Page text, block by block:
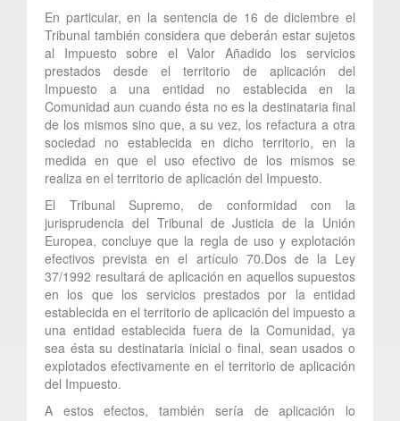
En particular, en la sentencia de 16 de diciembre el
Tribunal también considera que deberán estar sujetos
al Impuesto sobre el Valor Añadido los servicios
prestados desde el territorio de aplicación del
Impuesto a una entidad no establecida en la
Comunidad aun cuando ésta no es la destinataria final
de los mismos sino que, a su vez, los refactura a otra
sociedad no establecida en dicho territorio, en la
medida en que el uso efectivo de los mismos se
realiza en el territorio de aplicación del Impuesto.
El Tribunal Supremo, de conformidad con la
jurisprudencia del Tribunal de Justicia de la Unión
Europea, concluye que la regla de uso y explotación
efectivos prevista en el artículo 70.Dos de la Ley
37/1992 resultará de aplicación en aquellos supuestos
en los que los servicios prestados por la entidad
establecida en el territorio de aplicación del impuesto a
una entidad establecida fuera de la Comunidad, ya
sea ésta su destinataria inicial o final, sean usados o
explotados efectivamente en el territorio de aplicación
del Impuesto.
A estos efectos, también sería de aplicación lo